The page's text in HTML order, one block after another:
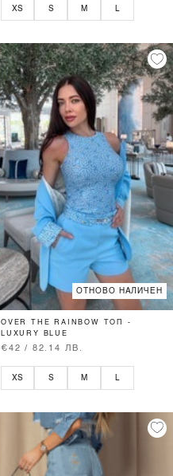
XS S M L
ОТНОВО НАЛИЧЕН
OVER THE RAINBOW ТОП -
LUXURY BLUE
€42 / 82.14 ЛВ.
XS S M